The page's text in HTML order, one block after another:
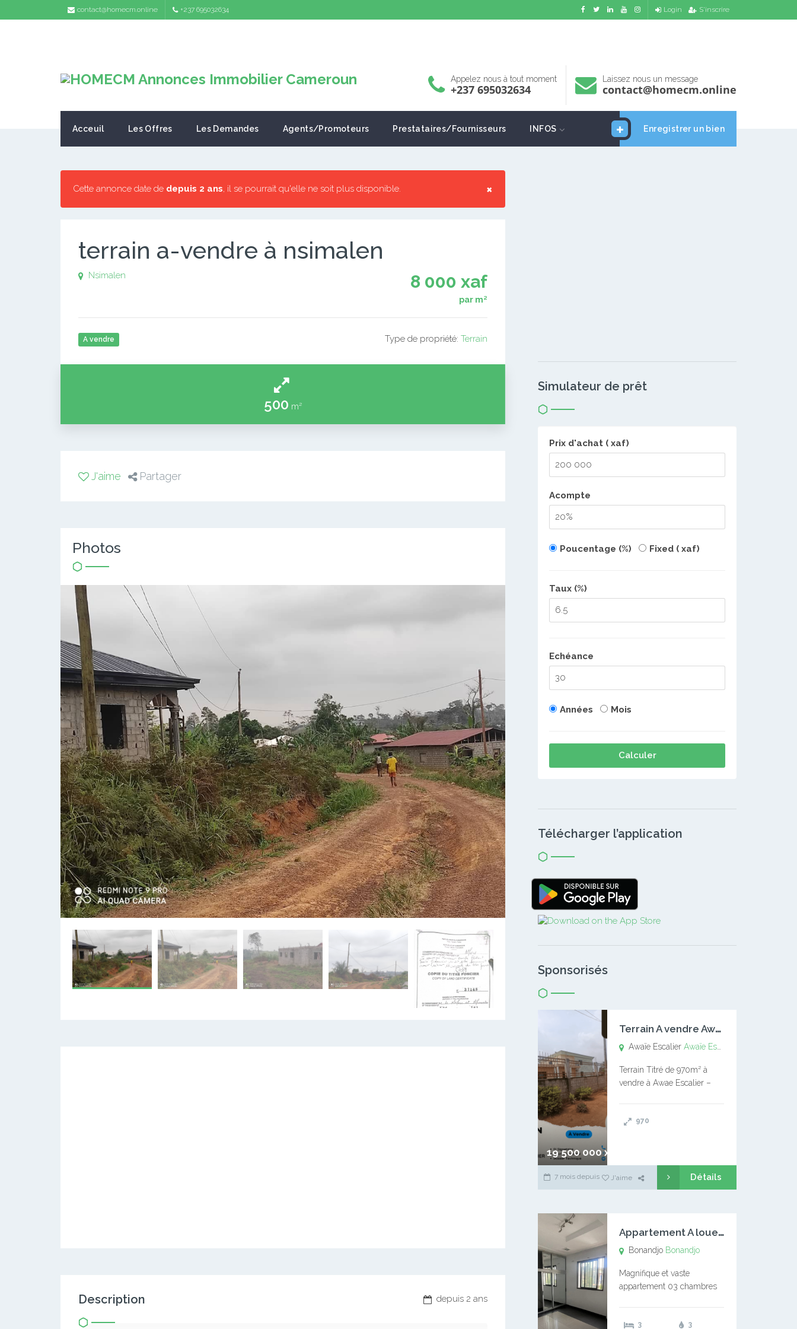
contact@homecm.online +237 695032634 Login S'inscrire
Appelez nous à tout moment
+237 695032634
Laissez nous un message
contact@homecm.online
Enregistrer un bien
Acceuil Les Offres Les Demandes Agents/Promoteurs Prestataires/Fournisseurs INFOS
×
Cette annonce date de depuis 2 ans, il se pourrait qu'elle ne soit plus disponible.
terrain a-vendre à nsimalen
8 000 xaf
par m²
Nsimalen
A vendre Type de propriété: Terrain
500 m²
J'aime Partager
Photos
depuis 2 ans
Description
Simulateur de prêt
Prix d'achat ( xaf)
Acompte
Poucentage (%) Fixed ( xaf)
Taux (%)
Echéance
Années Mois
Calculer
Télécharger l’application
Sponsorisés
19 500 000 xaf
T
errain A vendre Awaïe Escalier
Awaïe EscalierAwaïe Escalier
Terrain Titré de 970m² à
vendre à Awae Escalier –
l’Université Catholique –
970
7 mois depuis J'aime Détails
A
ppartement A louer Bonandjo
Bonandjo Bonandjo
Magnifique et vaste
appartement 03 chambres
douches 01 vaste salon 01
3
3